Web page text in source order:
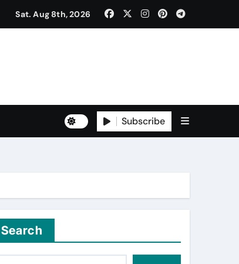
Sat. Aug 8th, 2026
Subscribe
Search